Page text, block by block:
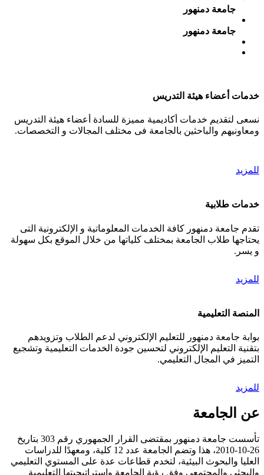
جامعة دمنهور
جامعة دمنهور
خدمات أعضاء هيئة التدريس
نسعى لتقديم خدمات أكاديمية مميزة للسادة أعضاء هيئة التدريس
ومعاونيهم والباحثين بالجامعة فى مختلف المجالات و التخصصات.
للمزيد
خدمات طلابية
تقدم جامعة دمنهور كافة الخدمات المعلوماتية و الإلكترونية التى
يحتاجها طلاب الجامعة بمختلف كلياتها من خلال الموقع بكل سهولة
و يسر.
للمزيد
المنصة التعليمية
بوابة جامعة دمنهور للتعليم الإلكتروني لدعم الطلاب وتزويدهم
بتقنية التعليم الإلكتروني لتحسين جودة الخدمات التعليمية وتشجيع
التميز في المجال التعليمي.
للمزيد
عن الجامعة
تأسست جامعة دمنهور بمقتضى القرار الجمهوري رقم 303 بتاريخ
26-10-2010، هذا وتضم الجامعة عدد 12 كلية، ومعهدًا للدراسات
العليا والبحوث البيئية، لتخدم قطاعات عدة على المستوي التعليمي
والبحثي والمجتمعي وفق رؤية الجامعة واستراتيجيتها التعليمية